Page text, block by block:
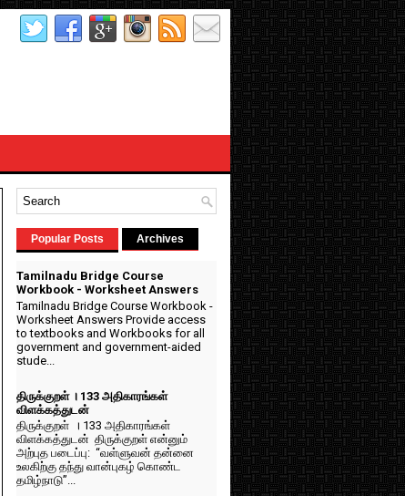
Popular Posts Archives
Tamilnadu Bridge Course
Workbook - Worksheet Answers
Tamilnadu Bridge Course Workbook -
Worksheet Answers Provide access
to textbooks and Workbooks for all
government and government-aided
stude...
திருக்குறள் । 133 அதிகாரங்கள்
விளக்கத்துடன்
திருக்குறள் । 133 அதிகாரங்கள்
விளக்கத்துடன் திருக்குறள் என்னும்
அற்புத படைப்பு: “வள்ளுவன் தன்னை
உலகிற்கு தந்து வான்புகழ் கொண்ட
தமிழ்நாடு”...